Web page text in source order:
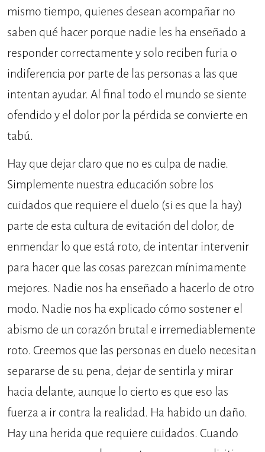
mismo tiempo, quienes desean acompañar no
saben qué hacer porque nadie les ha enseñado a
responder correctamente y solo reciben furia o
indiferencia por parte de las personas a las que
intentan ayudar. Al final todo el mundo se siente
ofendido y el dolor por la pérdida se convierte en
tabú.
Hay que dejar claro que no es culpa de nadie.
Simplemente nuestra educación sobre los
cuidados que requiere el duelo (si es que la hay)
parte de esta cultura de evitación del dolor, de
enmendar lo que está roto, de intentar intervenir
para hacer que las cosas parezcan mínimamente
mejores. Nadie nos ha enseñado a hacerlo de otro
modo. Nadie nos ha explicado cómo sostener el
abismo de un corazón brutal e irremediablemente
roto. Creemos que las personas en duelo necesitan
separarse de su pena, dejar de sentirla y mirar
hacia delante, aunque lo cierto es que eso las
fuerza a ir contra la realidad. Ha habido un daño.
Hay una herida que requiere cuidados. Cuando